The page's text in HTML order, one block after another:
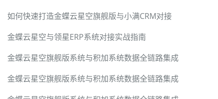
如何快速打造金蝶云星空旗舰版与小满CRM对接
金蝶云星空与领星ERP系统对接实战指南
金蝶云星空旗舰版系统与积加系统数据全链路集成
金蝶云星空旗舰版系统与积加系统数据全链路集成